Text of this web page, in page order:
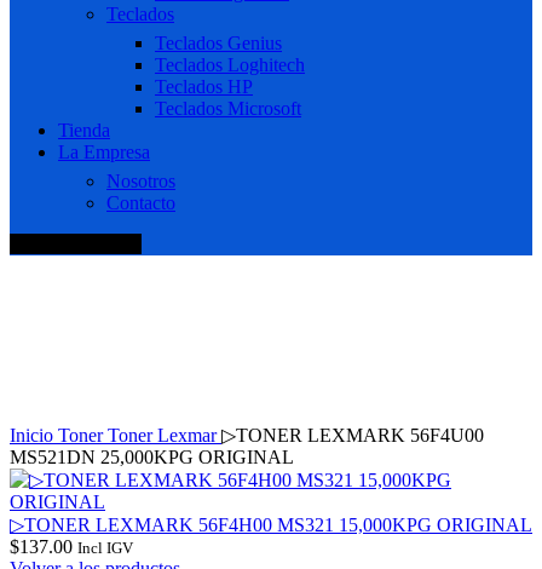
Teclados
Teclados Genius
Teclados Loghitech
Teclados HP
Teclados Microsoft
Tienda
La Empresa
Nosotros
Contacto
Inicio TonerToner Lexmar▷TONER LEXMARK 56F4U00
MS521DN 25,000KPG ORIGINAL
▷TONER LEXMARK 56F4H00 MS321 15,000KPG ORIGINAL
$137.00 Incl IGV